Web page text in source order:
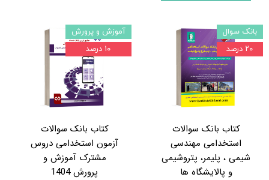
کتاب بانک سوالات
استخدامی مهندسی
شیمی ، پلیمر، پتروشیمی
و پالایشگاه ها
بانک سوال
۲۰ درصد
کتاب بانک سوالات
آزمون استخدامی دروس
مشترک آموزش و
پرورش 1404
آموزش و پرورش
۱۰ درصد